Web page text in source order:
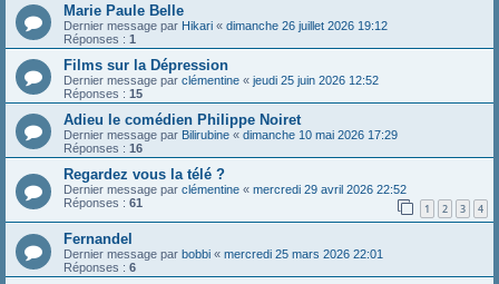
Marie Paule Belle
Dernier message par Hikari « dimanche 26 juillet 2026 19:12
Réponses : 1
Films sur la Dépression
Dernier message par clémentine « jeudi 25 juin 2026 12:52
Réponses : 15
Adieu le comédien Philippe Noiret
Dernier message par Bilirubine « dimanche 10 mai 2026 17:29
Réponses : 16
Regardez vous la télé ?
Dernier message par clémentine « mercredi 29 avril 2026 22:52
Réponses : 61 1 2 3 4
Fernandel
Dernier message par bobbi « mercredi 25 mars 2026 22:01
Réponses : 6